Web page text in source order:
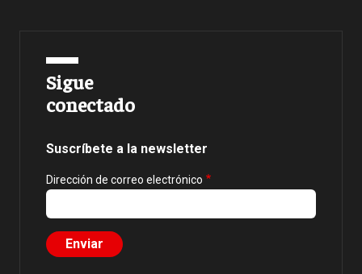
Sigue
conectado
Suscríbete a la newsletter
Dirección de correo electrónico